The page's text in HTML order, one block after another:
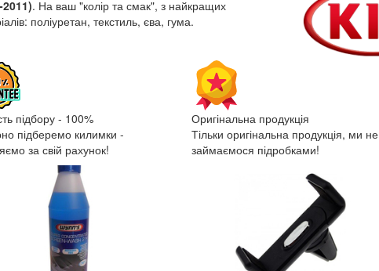
. На ваш "колір та смак", з найкращих
поліуретан, текстиль, єва, гума.
підбору - 100%
підберемо килимки -
за свій рахунок!
Оригінальна продукція
Тільки оригінальна продукція, ми не
займаємося підробками!